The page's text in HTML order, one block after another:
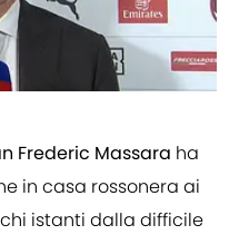
Frederic Massara ha
in casa rossonera ai
istanti dalla difficile